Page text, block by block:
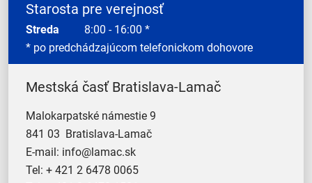
Starosta pre verejnosť
Streda 8:00 - 16:00 *
* po predchádzajúcom telefonickom dohovore
Mestská časť Bratislava-Lamač
Malokarpatské námestie 9
841 03 Bratislava-Lamač
E-mail: info@lamac.sk
Tel: + 421 2 6478 0065